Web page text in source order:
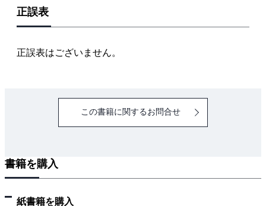
正誤表
正誤表はございません。
この書籍に関するお問合せ
書籍を購入
紙書籍を購入